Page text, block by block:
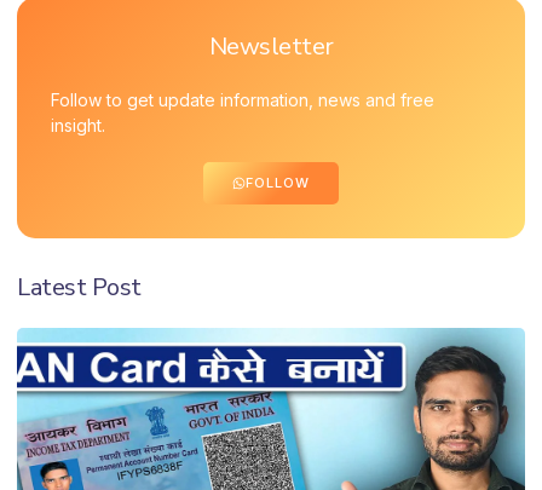
Newsletter
Follow to get update information, news and free
insight.
FOLLOW
Latest Post